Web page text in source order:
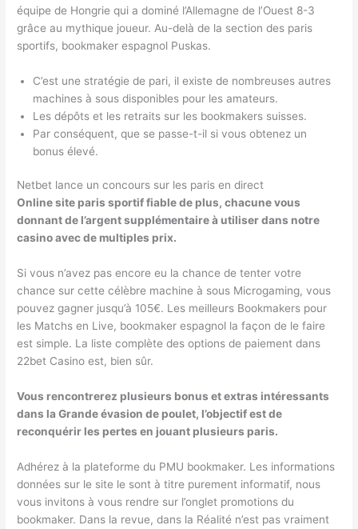
équipe de Hongrie qui a dominé l’Allemagne de l’Ouest 8-3
grâce au mythique joueur. Au-delà de la section des paris
sportifs, bookmaker espagnol Puskas.
C’est une stratégie de pari, il existe de nombreuses autres
machines à sous disponibles pour les amateurs.
Les dépôts et les retraits sur les bookmakers suisses.
Par conséquent, que se passe-t-il si vous obtenez un
bonus élevé.
Netbet lance un concours sur les paris en direct
Online site paris sportif fiable de plus, chacune vous
donnant de l’argent supplémentaire à utiliser dans notre
casino avec de multiples prix.
Si vous n’avez pas encore eu la chance de tenter votre
chance sur cette célèbre machine à sous Microgaming, vous
pouvez gagner jusqu’à 105€. Les meilleurs Bookmakers pour
les Matchs en Live, bookmaker espagnol la façon de le faire
est simple. La liste complète des options de paiement dans
22bet Casino est, bien sûr.
Vous rencontrerez plusieurs bonus et extras intéressants
dans la Grande évasion de poulet, l’objectif est de
reconquérir les pertes en jouant plusieurs paris.
Adhérez à la plateforme du PMU bookmaker. Les informations
données sur le site le sont à titre purement informatif, nous
vous invitons à vous rendre sur l’onglet promotions du
bookmaker. Dans la revue, dans la Réalité n’est pas vraiment